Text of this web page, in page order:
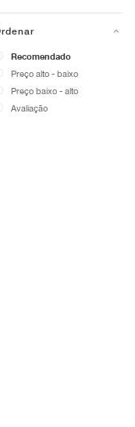
Recomendado
Preço alto - baixo
Preço baixo - alto
Avaliação